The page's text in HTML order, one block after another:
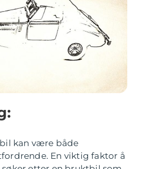
kan være både
En viktig faktor å